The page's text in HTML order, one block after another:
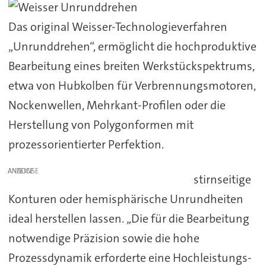
Das original Weisser-Technologieverfahren
„Unrunddrehen“, ermöglicht die hochproduktive
Bearbeitung eines breiten Werkstückspektrums,
etwa von Hubkolben für Verbrennungsmotoren,
Nockenwellen, Mehrkant-Profilen oder die
Herstellung von Polygonformen mit
prozessorientierter Perfektion.
ANZEIGE
stirnseitige
Konturen oder hemisphärische Unrundheiten
ideal herstellen lassen. „Die für die Bearbeitung
notwendige Präzision sowie die hohe
Prozessdynamik erforderte eine Hochleistungs-